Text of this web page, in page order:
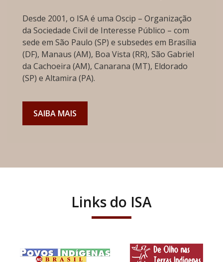
Desde 2001, o ISA é uma Oscip – Organização
da Sociedade Civil de Interesse Público – com
sede em São Paulo (SP) e subsedes em Brasília
(DF), Manaus (AM), Boa Vista (RR), São Gabriel
da Cachoeira (AM), Canarana (MT), Eldorado
(SP) e Altamira (PA).
SAIBA MAIS
Links do ISA